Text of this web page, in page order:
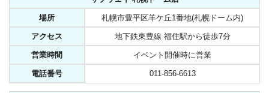
場所 札幌市豊平区羊ケ丘1番地(札幌ドーム内)
アクセス 地下鉄東豊線 福住駅から徒歩7分
営業時間 イベント開催時に営業
電話番号 011-856-6613